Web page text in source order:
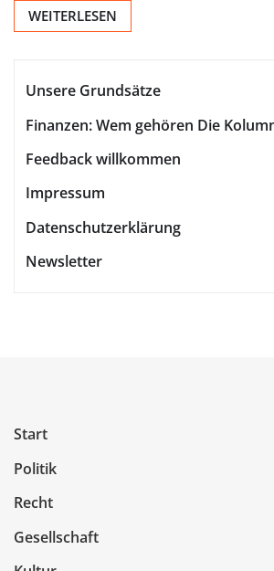
WEITERLESEN
Unsere Grundsätze
Finanzen: Wem gehören Die
Feedback willkommen
Impressum
Datenschutzerklärung
Newsletter
Start
Politik
Recht
Gesellschaft